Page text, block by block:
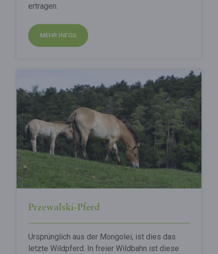
ertragen.
MEHR INFOS
Przewalski-Pferd
Ursprünglich aus der Mongolei, ist dies das
letzte Wildpferd. In freier Wildbahn ist diese